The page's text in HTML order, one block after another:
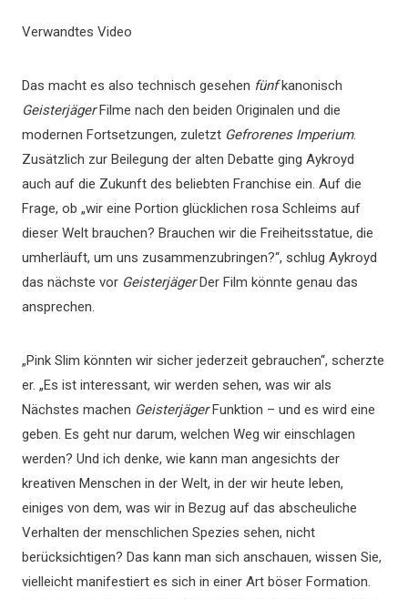
Verwandtes Video
Das macht es also technisch gesehen fünfkanonisch
GeisterjägerFilme nach den beiden Originalen und die
modernen Fortsetzungen, zuletzt Gefrorenes Imperium.
Zusätzlich zur Beilegung der alten Debatte ging Aykroyd
auch auf die Zukunft des beliebten Franchise ein. Auf die
Frage, ob „wir eine Portion glücklichen rosa Schleims auf
dieser Welt brauchen? Brauchen wir die Freiheitsstatue, die
umherläuft, um uns zusammenzubringen?“, schlug Aykroyd
das nächste vor GeisterjägerDer Film könnte genau das
ansprechen.
„Pink Slim könnten wir sicher jederzeit gebrauchen“, scherzte
er. „Es ist interessant, wir werden sehen, was wir als
Nächstes machen GeisterjägerFunktion – und es wird eine
geben. Es geht nur darum, welchen Weg wir einschlagen
werden? Und ich denke, wie kann man angesichts der
kreativen Menschen in der Welt, in der wir heute leben,
einiges von dem, was wir in Bezug auf das abscheuliche
Verhalten der menschlichen Spezies sehen, nicht
berücksichtigen? Das kann man sich anschauen, wissen Sie,
vielleicht manifestiert es sich in einer Art böser Formation.